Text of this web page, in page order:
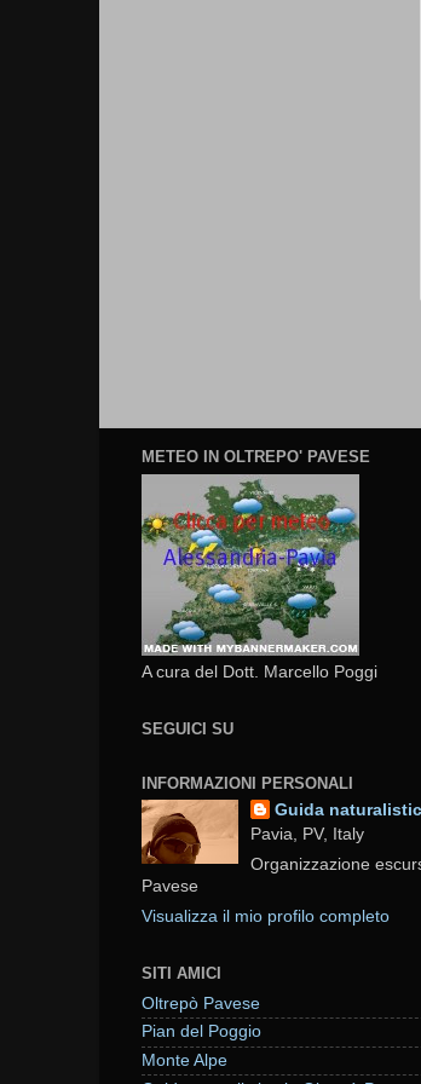
METEO IN OLTREPO' PAVESE
A cura del Dott. Marcello Poggi
SEGUICI SU
INFORMAZIONI PERSONALI
Guida
Pavia, PV, Italy
Organizzazione
Pavese
Visualizza il mio profilo completo
SITI AMICI
Oltrepò Pavese
Pian del Poggio
Monte Alpe